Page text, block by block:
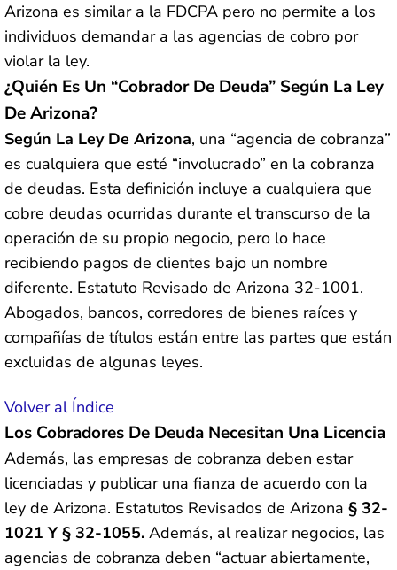
Arizona es similar a la FDCPA pero no permite a los
individuos demandar a las agencias de cobro por
violar la ley.
¿Quién Es Un “Cobrador De Deuda” Según La Ley
De Arizona?
Según La Ley De Arizona, una “agencia de cobranza”
es cualquiera que esté “involucrado” en la cobranza
de deudas. Esta definición incluye a cualquiera que
cobre deudas ocurridas durante el transcurso de la
operación de su propio negocio, pero lo hace
recibiendo pagos de clientes bajo un nombre
diferente. Estatuto Revisado de Arizona 32-1001.
Abogados, bancos, corredores de bienes raíces y
compañías de títulos están entre las partes que están
excluidas de algunas leyes.
Volver al Índice
Los Cobradores De Deuda Necesitan Una Licencia
Además, las empresas de cobranza deben estar
licenciadas y publicar una fianza de acuerdo con la
ley de Arizona. Estatutos Revisados de Arizona § 32-
1021 Y § 32-1055. Además, al realizar negocios, las
agencias de cobranza deben “actuar abiertamente,